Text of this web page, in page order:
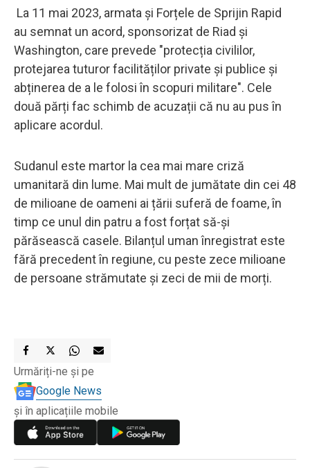
La 11 mai 2023, armata și Forțele de Sprijin Rapid
au semnat un acord, sponsorizat de Riad și
Washington, care prevede "protecția civililor,
protejarea tuturor facilităților private și publice și
abținerea de a le folosi în scopuri militare". Cele
două părți fac schimb de acuzații că nu au pus în
aplicare acordul.
Sudanul este martor la cea mai mare criză
umanitară din lume. Mai mult de jumătate din cei 48
de milioane de oameni ai țării suferă de foame, în
timp ce unul din patru a fost forțat să-și
părăsească casele. Bilanțul uman înregistrat este
fără precedent în regiune, cu peste zece milioane
de persoane strămutate și zeci de mii de morți.
Urmăriți-ne și pe
Google News
și în aplicațiile mobile